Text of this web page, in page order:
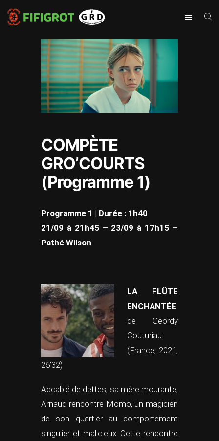
COMPÈTE
GRO’COURTS
(Programme 1)
Programme 1 | Durée : 1h40
21/09 à 21h45 – 23/09 à 17h15 –
Pathé Wilson
LA FLÛTE
ENCHANTÉE
de Geordy
Couturiau
(France, 2021,
26’32)
Accablé de dettes, sa mère mourante,
Arnaud rencontre Momo, un magicien
de son quartier au comportement
singulier et malicieux. Cette rencontre